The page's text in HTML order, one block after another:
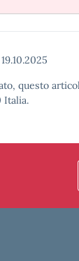
19.10.2025
questo
Italia.